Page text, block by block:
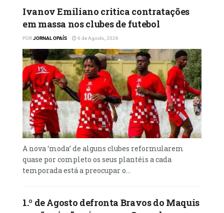
Ivanov Emiliano critica contratações
em massa nos clubes de futebol
PORJORNAL OPAÍS 6 de Agosto, 2026
A nova ‘moda’ de alguns clubes reformularem
quase por completo os seus plantéis a cada
temporada está a preocupar o...
1.º de Agosto defronta Bravos do Maquis